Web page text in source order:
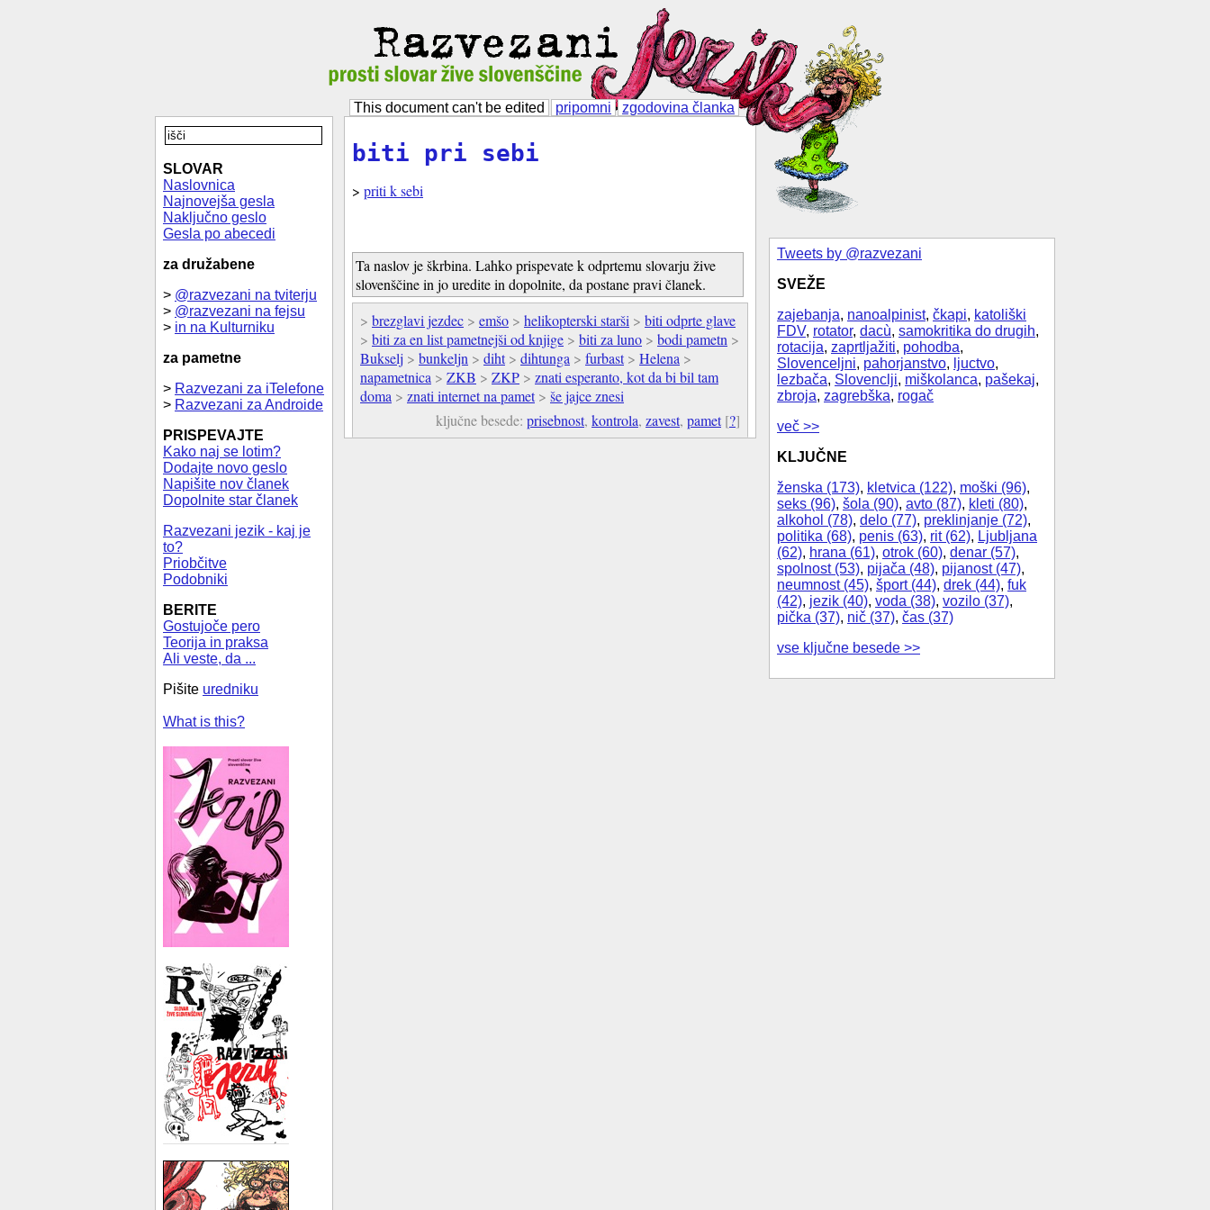
This document can't be edited pripomni zgodovina članka
Tweets by @razvezani
SVEŽE
zajebanja, nanoalpinist, čkapi, katoliški
FDV, rotator, dacù, samokritika do drugih,
rotacija, zaprtljažiti, pohodba,
Slovenceljni, pahorjanstvo, ljuctvo,
lezbača, Slovenclji, miškolanca, pašekaj,
zbroja, zagrebška, rogač
več >>
KLJUČNE
ženska (173), kletvica (122), moški (96),
seks (96), šola (90), avto (87), kleti (80),
alkohol (78), delo (77), preklinjanje (72),
politika (68), penis (63), rit (62), Ljubljana
(62), hrana (61), otrok (60), denar (57),
spolnost (53), pijača (48), pijanost (47),
neumnost (45), šport (44), drek (44), fuk
(42), jezik (40), voda (38), vozilo (37),
pička (37), nič (37), čas (37)
vse ključne besede >>
SLOVAR
Naslovnica
Najnovejša gesla
Naključno geslo
Gesla po abecedi
za družabene
> @razvezani na tviterju
> @razvezani na fejsu
> in na Kulturniku
za pametne
> Razvezani za iTelefone
> Razvezani za Androide
PRISPEVAJTE
Kako naj se lotim?
Dodajte novo geslo
Napišite nov članek
Dopolnite star članek
Razvezani jezik - kaj je
to?
Priobčitve
Podobniki
BERITE
Gostujoče pero
Teorija in praksa
Ali veste, da ...
Pišite uredniku
What is this?
biti pri sebi
> priti k sebi
Ta naslov je škrbina. Lahko prispevate k odprtemu slovarju žive
slovenščine in jo uredite in dopolnite, da postane pravi članek.
> brezglavi jezdec > emšo > helikopterski starši > biti odprte glave
> biti za en list pametnejši od knjige > biti za luno > bodi pametn >
Bukselj > bunkeljn > diht> dihtunga > furbast> Helena >
napametnica > ZKB > ZKP > znati esperanto, kot da bi bil tam
doma > znati internet na pamet> še jajce znesi
ključne besede: prisebnost, kontrola, zavest, pamet[?]